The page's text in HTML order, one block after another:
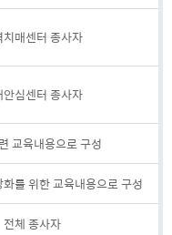
치매센터 종사자
안심센터 종사자
교육내용으로 구성
를 위한 교육내용으로 구성
전체 종사자